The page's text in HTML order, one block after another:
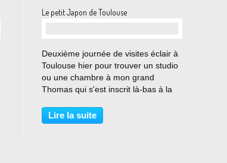
Le petit Japon de Toulouse
Deuxième journée de visites éclair à
Toulouse hier pour trouver un studio
ou une chambre à mon grand
Thomas qui s'est inscrit là-bas à la
Jean-Jaurès). Cette fois-ci, Thomas
était là aussi puisqu'il vient de rentrer
Lire la suite